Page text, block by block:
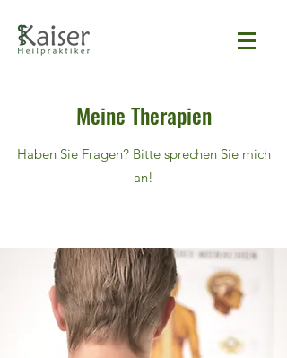
Meine Therapien
Haben Sie Fragen? Bitte sprechen Sie mich
an!